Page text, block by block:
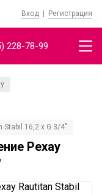
Вход | Регистрация
228-78-99
16,2 x G 3/4"
Рехау